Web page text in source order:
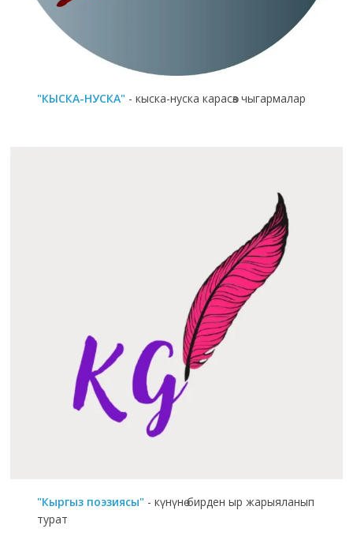
"КЫСКА-НУСКА" - кыска-нуска карасөз чыгармалар
"Кыргыз поэзиясы" - күнүнө бирден ыр жарыяланып
турат